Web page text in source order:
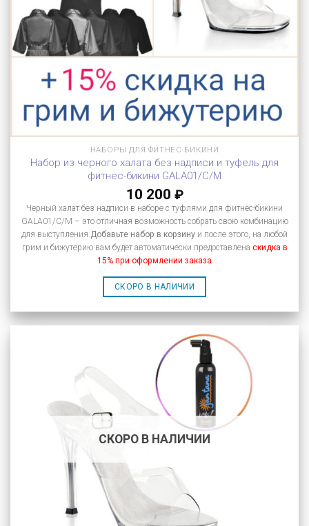
НАБОРЫ ДЛЯ ФИТНЕС-БИКИНИ
Набор из черного халата без надписи и туфель для
фитнес-бикини GALA01/C/M
10 200 ₽
Черный халат без надписи в наборе с туфлями для фитнес-бикини
GALA01/C/M – это отличная возможность собрать свою комбинацию
для выступления. Добавьте набор в корзину и после этого, на любой
грим и бижутерию вам будет автоматически предоставлена скидка в
15% при оформлении заказа
СКОРО В НАЛИЧИИ
СКОРО В НАЛИЧИИ